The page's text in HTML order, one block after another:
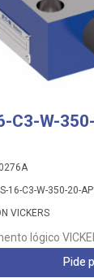
C3-W-
16-C3-W-350-20-
VICKERS
lógico
Pide